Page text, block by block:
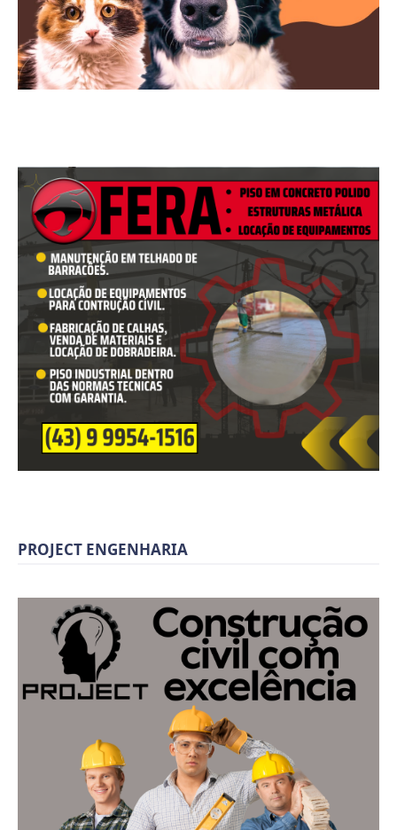
PROJECT ENGENHARIA